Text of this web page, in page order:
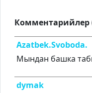
Комментарийлер
Azatbek.Svoboda.
Мындан башка
dymak